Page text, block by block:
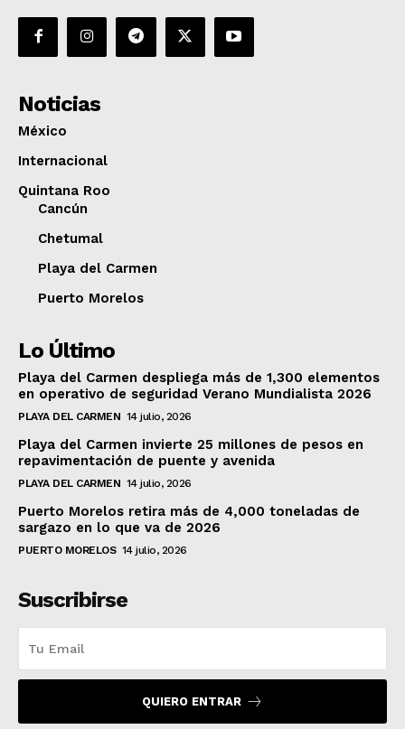
Noticias
México
Internacional
Quintana Roo
Cancún
Chetumal
Playa del Carmen
Puerto Morelos
Lo Último
Playa del Carmen despliega más de 1,300 elementos
en operativo de seguridad Verano Mundialista 2026
PLAYA DEL CARMEN 14 julio, 2026
Playa del Carmen invierte 25 millones de pesos en
repavimentación de puente y avenida
PLAYA DEL CARMEN 14 julio, 2026
Puerto Morelos retira más de 4,000 toneladas de
sargazo en lo que va de 2026
PUERTO MORELOS 14 julio, 2026
Suscribirse
QUIERO ENTRAR